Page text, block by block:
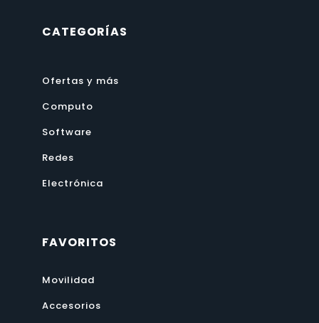
CATEGORÍAS
Ofertas y más
Computo
Software
Redes
Electrónica
FAVORITOS
Movilidad
Accesorios